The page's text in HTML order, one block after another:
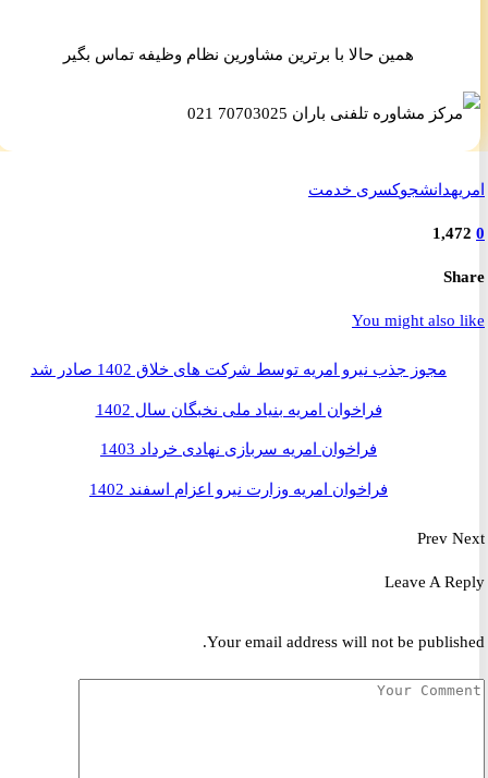
همین حالا با برترین مشاورین نظام وظیفه تماس بگیر
دانشجوکسری خدمت
You might
مجوز جذب نیرو امریه توسط شرکت های خلاق 1402 صادر شد
فراخوان امریه بنیاد ملی نخبگان سال 1402
فراخوان امریه سربازی نهادی خرداد 1403
فراخوان امریه وزارت نیرو اعزام اسفند 1402
Prev
Leave A
Your email address will not be